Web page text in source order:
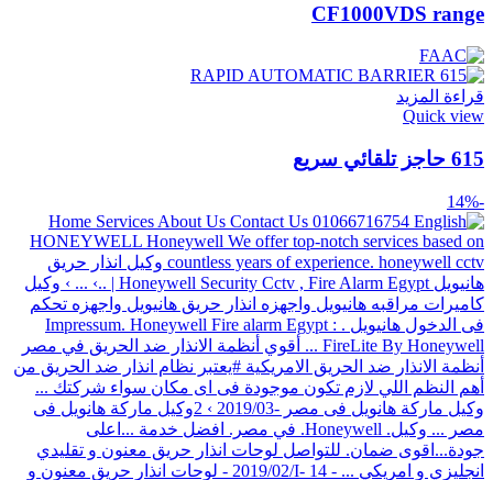
CF1000VDS range
قراءة المزيد
Quick view
615 حاجز تلقائي سريع
-14%